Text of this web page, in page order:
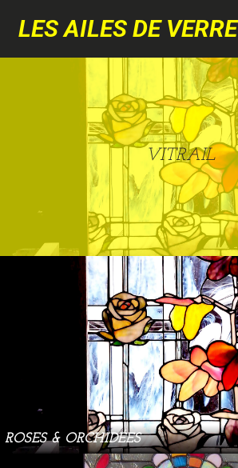
LES AILES DE VERRE
VITRAIL
ROSES & ORCHIDÉES